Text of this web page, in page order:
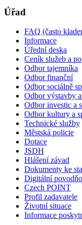
Úřad
FAQ (často
Informace
Úřední deska
Ceník služeb a
Odbor tajemníka
Odbor finanční
Odbor sociálně
Odbor výstavby
Odbor investic a
Odbor kultury a
Technické služby
Městská policie
Dotace
JSDH
Hlášení závad
Dokumenty ke
Digitální
Czech POINT
Profil zadavatele
Životní situace
Informace